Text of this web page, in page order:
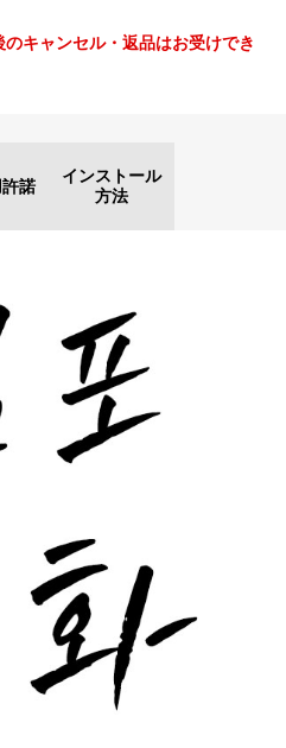
のキャンセル・返品はお受けでき
諾
インストール
方法